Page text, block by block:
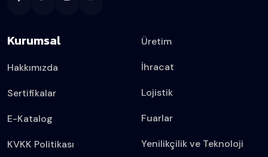
Kurumsal
Hakkımızda
Sertifikalar
E-Katalog
KVKK Politikası
Üretim
İhracat
Lojistik
Fuarlar
Yenilikçilik ve Teknoloji